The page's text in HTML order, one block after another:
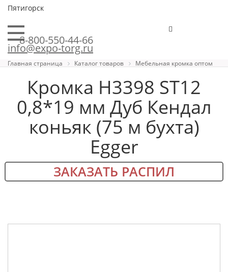
Пятигорск
8-800-550-44-66
info@expo-torg.ru
Главная страница Каталог товаров Мебельная кромка оптом
Кромка H3398 ST12
0,8*19 мм Дуб Кендал
коньяк (75 м бухта)
Egger
ЗАКАЗАТЬ РАСПИЛ